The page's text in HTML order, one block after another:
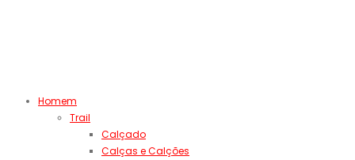
Homem
Trail
Calçado
Calças e Calções